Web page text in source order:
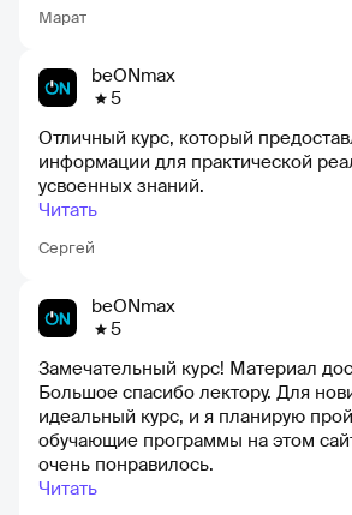
Марат
beONmax
5
Сергей
Отличный курс, который
информации для практической
усвоенных знаний.
Читать
beONmax
5
Замечательный курс! Материал
Большое спасибо лектору. Для
идеальный курс, и я планирую
обучающие программы на этом
очень понравилось.
Читать